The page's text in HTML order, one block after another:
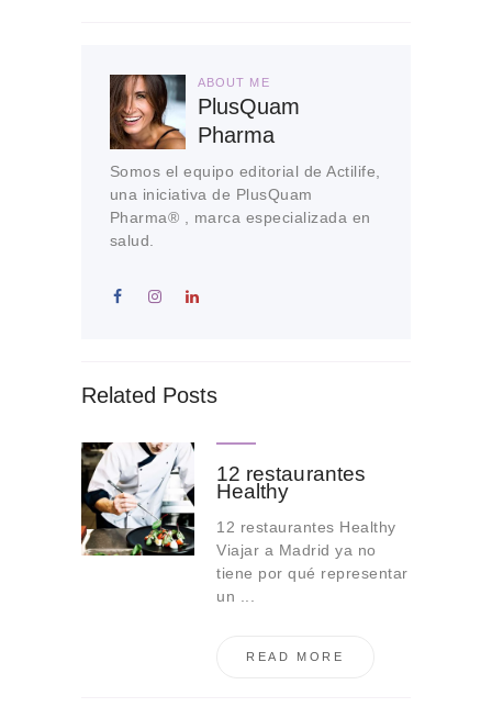
ABOUT ME
PlusQuam
Pharma
Somos el equipo editorial de Actilife,
una iniciativa de PlusQuam
Pharma® , marca especializada en
salud.
Related Posts
12 restaurantes
Healthy
12 restaurantes Healthy
Viajar a Madrid ya no
tiene por qué representar
un ...
READ MORE